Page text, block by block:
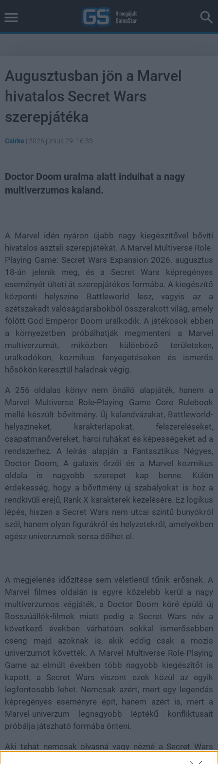
Augusztusban jön a Marvel
hivatalos Secret Wars
szerepjátéka
Csirke | 2026 június 29. 16:33
Doctor Doom uralma alatt indulhat a nagy
multiverzumos kaland.
A Marvel idén nyáron újabb nagy kiegészítővel bővíti
hivatalos asztali szerepjátékát. A Marvel Multiverse Role-
Playing Game: Secret Wars Expansion 2026. augusztus
18-án jelenik meg, és a Secret Wars képregényes
eseményét ülteti át szerepjátékos formába. A kiegészítő
központi helyszíne Battleworld lesz, vagyis az a
szétszakadt valóságdarabokból összerakott világ, amely
fölött God Emperor Doom uralkodik. A játékosok ebben
a környezetben próbálhatják megmenteni a Marvel
multiverzumát, miközben különböző területeken,
uralkodókon, kozmikus fenyegetéseken és ismerős
hősökön keresztül haladnak végig.
A 256 oldalas könyv nem önálló alapjáték, hanem a
Marvel Multiverse Role-Playing Game Core Rulebook
mellé készült bővítmény. Új kalandvázakat, Battleworld-
helyszíneket, karakterlapokat, felszereléseket,
csapatmanővereket, harci ruhákat és képességeket ad a
rendszerhez. A leírás alapján a Fantasztikus Négyes,
Doctor Doom, A galaxis őrzői és a Marvel kozmikus
oldala is nagyobb szerepet kap benne. Külön
érdekesség, hogy a bővítmény új szabályokat is hoz a
rendkívüli erejű, Rank X karakterek kezelésére. Ez logikus
lépés, hiszen a Secret Wars nem utcai szintű bunyókról
szól, hanem olyan figurákról és helyzetekről, amelyekben
egész univerzumok sorsa dőlhet el.
A megjelenés időzítése sem véletlenül tűnik erősnek. A
Marvel filmes oldalán is egyre közelebb kerül a nagy
multiverzumos végjáték, a Doctor Doom köré épülő új
Bosszúállók-filmek miatt pedig a Secret Wars név a
következő években várhatóan sokkal ismerősebben
cseng majd azoknak is, akik eddig csak a mozis
univerzumot követték. A Marvel Multiverse Role-Playing
Game az elmúlt években több nagyobb kiegészítőt is
kapott, a Secret Wars viszont ezek közül az egyik
legfontosabb lehet. Nemcsak azért, mert egy legendás
képregényes eseményre épít, hanem azért is, mert a
Marvel-univerzum legnagyobb léptékű konfliktusait
próbálja játszható formába önteni.
Aki tehát nemcsak olvasná vagy nézné a Secret Wars
történetét, hanem saját hősökkel vagy ismert Marvel-